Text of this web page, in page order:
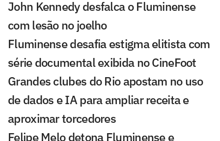
John Kennedy desfalca o Fluminense
com lesão no joelho
Fluminense desafia estigma elitista com
série documental exibida no CineFoot
Grandes clubes do Rio apostam no uso
de dados e IA para ampliar receita e
aproximar torcedores
Felipe Melo detona Fluminense e